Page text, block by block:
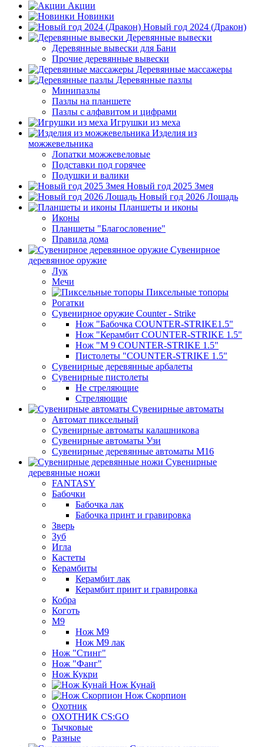
Акции
Новинки
Новый год 2024 (Дракон)
Деревянные вывески
Деревянные вывески для Бани
Прочие деревянные вывески
Деревянные массажеры
Деревянные пазлы
Минипазлы
Пазлы на планшете
Пазлы с алфавитом и цифрами
Игрушки из меха
Изделия из
можжевельника
Лопатки можжевеловые
Подставки под горячее
Подушки и валики
Новый год 2025 Змея
Новый год 2026 Лошадь
Планшеты и иконы
Иконы
Планшеты "Благословение"
Правила дома
Сувенирное
деревянное оружие
Лук
Мечи
Пиксельные топоры
Рогатки
Сувенирное оружие Counter - Strike
Нож "Бабочка COUNTER-STRIKE1.5"
Нож "Керамбит COUNTER-STRIKE 1.5"
Нож "М 9 COUNTER-STRIKE 1.5"
Пистолеты "COUNTER-STRIKE 1.5"
Сувенирные деревянные арбалеты
Сувенирные пистолеты
Не стреляющие
Стреляющие
Сувенирные автоматы
Автомат пиксельный
Сувенирные автоматы калашникова
Сувенирные автоматы Узи
Сувенирные деревянные автоматы М16
Сувенирные
деревянные ножи
FANTASY
Бабочки
Бабочка лак
Бабочка принт и гравировка
Зверь
Зуб
Игла
Кастеты
Керамбиты
Керамбит лак
Керамбит принт и гравировка
Кобра
Коготь
М9
Нож М9
Нож М9 лак
Нож "Стинг"
Нож "Фанг"
Нож Кукри
Нож Кунай
Нож Скорпион
Охотник
ОХОТНИК CS:GO
Тычковые
Разные